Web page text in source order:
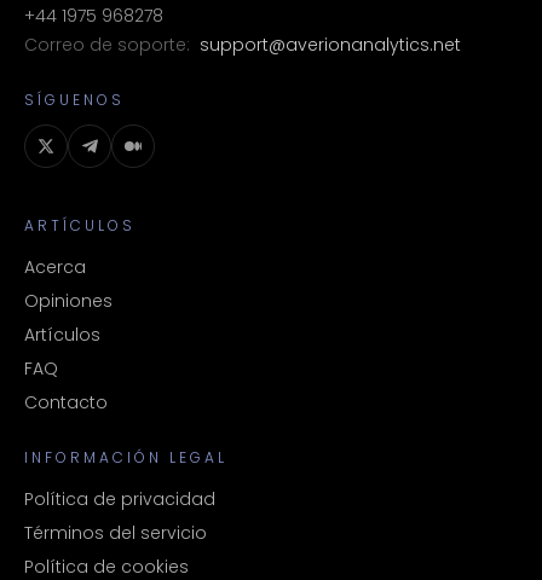
+44 1975 968278
Correo de soporte: support@averionanalytics.net
SÍGUENOS
ARTÍCULOS
Acerca
Opiniones
Artículos
FAQ
Contacto
INFORMACIÓN LEGAL
Política de privacidad
Términos del servicio
Política de cookies